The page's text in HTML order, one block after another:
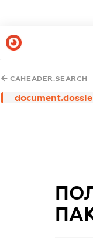
CAHEADER.SEARCH